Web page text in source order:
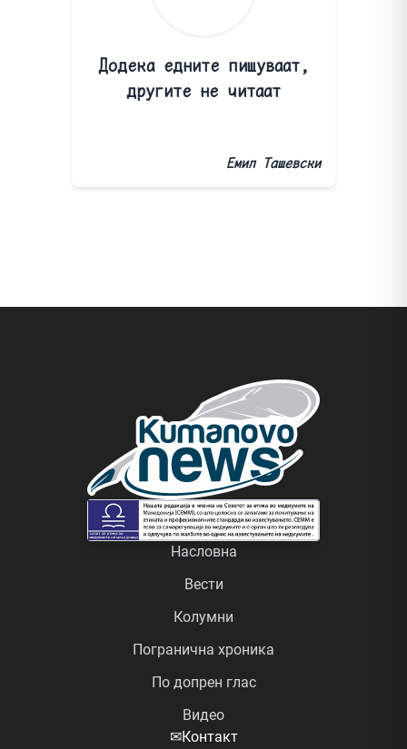
Додека едните пишуваат,
другите не читаат
Емил Ташевски
Насловна
Вести
Колумни
Погранична хроника
По допрен глас
Видео
✉Контакт